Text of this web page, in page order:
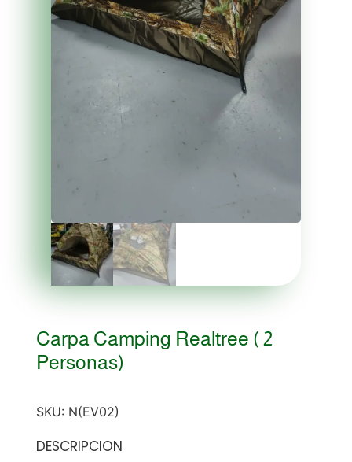
Carpa Camping Realtree ( 2
Personas)
SKU: N(EV02)
DESCRIPCION